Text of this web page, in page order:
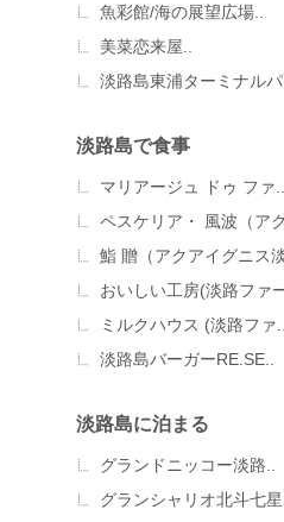
魚彩館/海の展望広場..
美菜恋来屋..
淡路島東浦ターミナルパ
淡路島で食事
マリアージュ ドゥ ファ..
ペスケリア・ 風波（アク
鮨 贈（アクアイグニス淡
おいしい工房(淡路ファー
ミルクハウス (淡路ファ..
淡路島バーガーRE.SE..
淡路島に泊まる
グランドニッコー淡路..
グランシャリオ北斗七星